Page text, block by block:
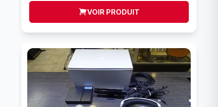
VOIR PRODUIT